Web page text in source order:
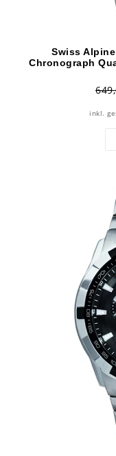
Swiss
Chronograph
inkl.